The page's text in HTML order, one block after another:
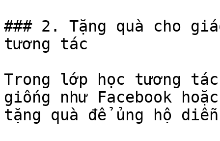
### 2. Tặng quà cho
tương tác
Trong lớp học tương
giống như Facebook
tặng quà để ủng hộ